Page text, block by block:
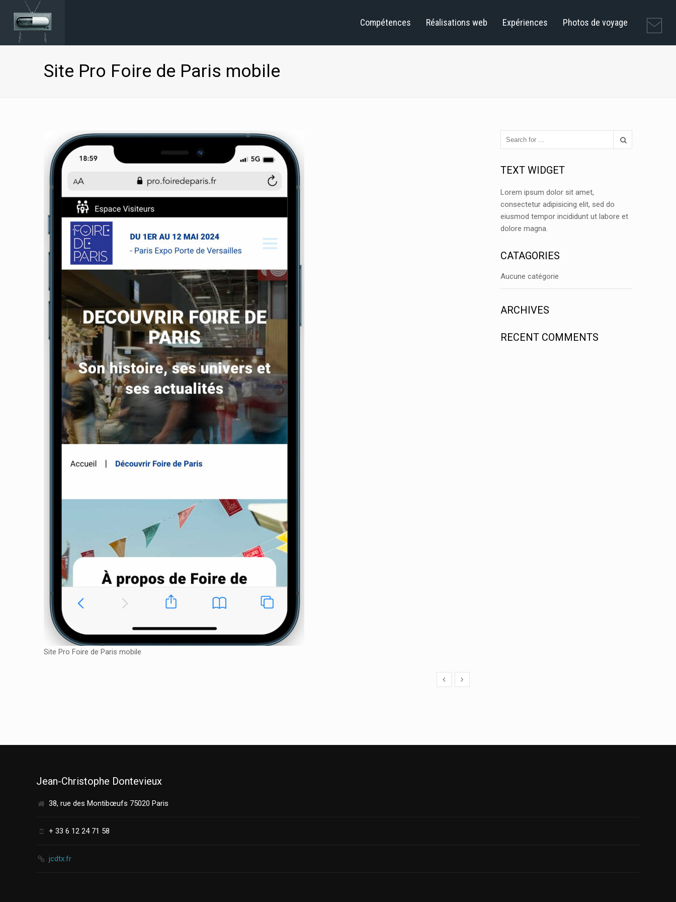
Compétences Réalisations web Expériences Photos de voyage
Site Pro Foire de Paris mobile
Site Pro Foire de Paris mobile
TEXT WIDGET
Lorem ipsum dolor sit amet,
consectetur adipisicing elit, sed do
eiusmod tempor incididunt ut labore et
dolore magna.
CATAGORIES
Aucune catégorie
ARCHIVES
RECENT COMMENTS
Jean-Christophe Dontevieux
38, rue des Montibœufs 75020 Paris
+ 33 6 12 24 71 58
jcdtx.fr